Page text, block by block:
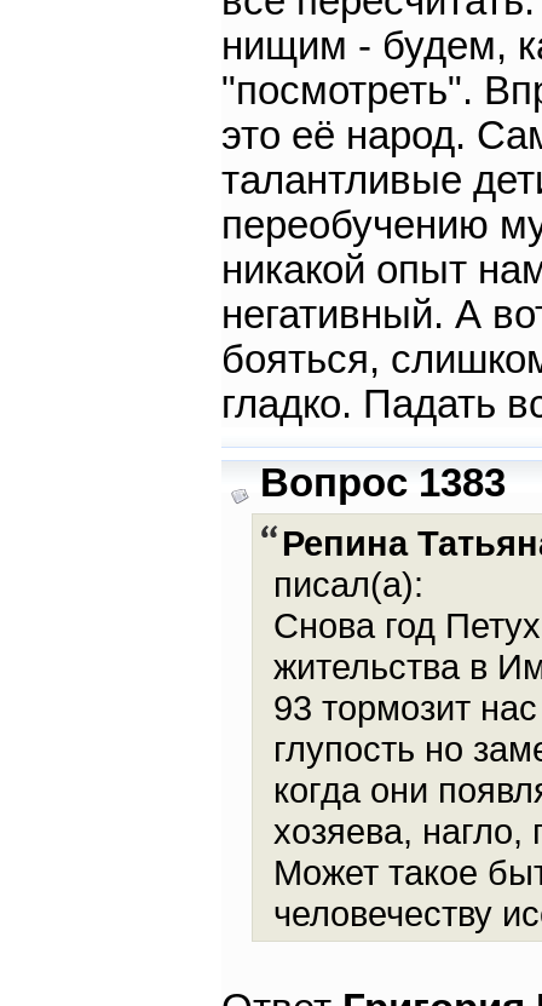
нищим - будем,
"посмотреть".
это её народ.
талантливые
переобучению
никакой опыт
негативный. А
бояться,
гладко. Падать
Вопрос 1383
Репина
писал(а):
Снова год
жительства в
93 тормозит
глупость но
когда они
хозяева, нагло,
Может такое
человечеству